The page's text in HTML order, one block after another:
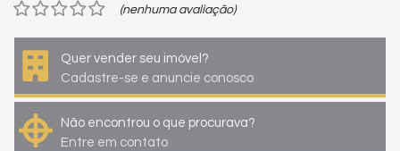
(nenhuma avaliação)
Quer vender seu imóvel?
Cadastre-se e anuncie conosco
Não encontrou o que procurava?
Entre em contato